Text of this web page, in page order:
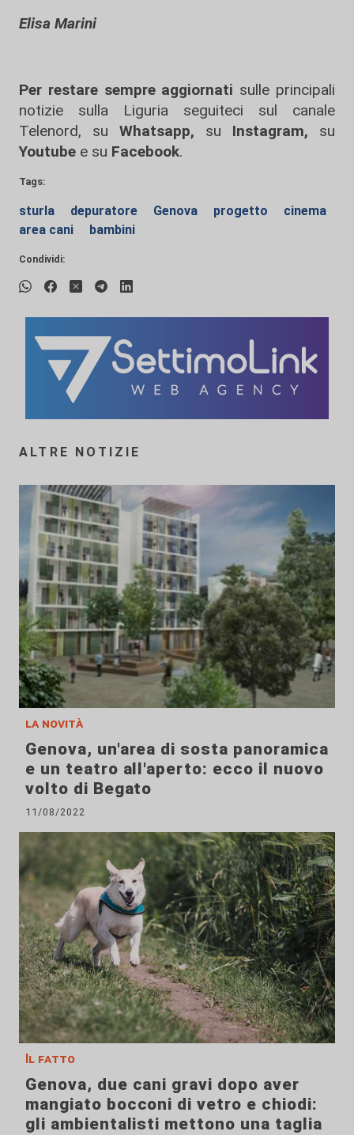
Elisa Marini
Per restare sempre aggiornati sulle principali
notizie sulla Liguria seguiteci sul canale
Telenord, su
Whatsapp, su Instagram, su
Youtube e su Facebook.
Tags:
sturla depuratore Genova progetto
cinema
area cani
bambini
Condividi:
ALTRE NOTIZIE
la novità
Genova, un'area di sosta panoramica
e un teatro all'aperto: ecco il nuovo
volto di Begato
11/08/2022
Il fatto
Genova, due cani gravi dopo aver
mangiato bocconi di vetro e chiodi:
gli ambientalisti mettono una taglia